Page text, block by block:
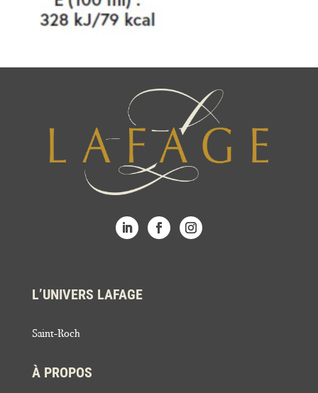
L’UNIVERS LAFAGE
Saint-Roch
À PROPOS